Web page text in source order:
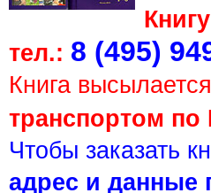
тел.: 8 (495)
Книга
транспортом по
Чтобы заказать
адрес и данные